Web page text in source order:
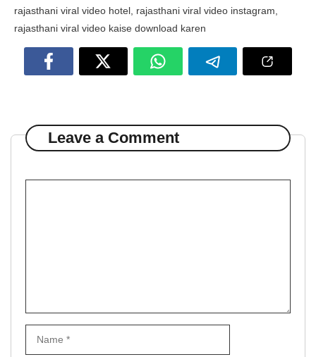
rajasthani viral video hotel, rajasthani viral video instagram,
rajasthani viral video kaise download karen
Leave a Comment